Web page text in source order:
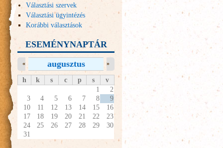
Választási szervek
Választási ügyintézés
Korábbi választások
ESEMÉNYNAPTÁR
augusztus
« »
h k s c p s
v
1
2
3
4 5 6 7 8
9
10
11 12 13 14 15
16
17
18 19 20 21 22
23
24
25 26 27 28 29
30
31